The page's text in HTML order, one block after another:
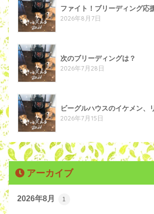
ファイト！ブリーディング応
2026年8月7日
次のブリーディングは？
2026年7月28日
ビーグルハウスのイケメン、
2026年7月15日
アーカイブ
2026年8月 1